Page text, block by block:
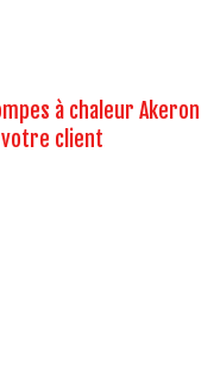
à chaleur Akeron
votre client